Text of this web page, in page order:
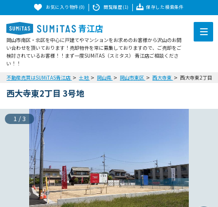
お気に入り物件(0) 閲覧履歴(1) 保存した検索条件
青江店
岡山市南区・北区を中心に戸建てやマンションをお求めのお客様から沢山のお問
い合わせを頂いております！売却物件を常に募集しておりますので、ご売却をご
検討されているお客様！！まず一度SUMiTAS（スミタス） 青江店ご相談くださ
い！！
不動産売買はSUMiTAS青江店
土地 岡山県 岡山市東区 西大寺東 西大寺東2丁目 3
西大寺東2丁目 3号地
1 /3